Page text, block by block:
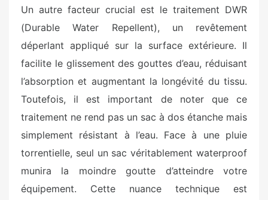
Un autre facteur crucial est le traitement DWR
(Durable Water Repellent), un revêtement
déperlant appliqué sur la surface extérieure. Il
facilite le glissement des gouttes d’eau, réduisant
l’absorption et augmentant la longévité du tissu.
Toutefois, il est important de noter que ce
traitement ne rend pas un sac à dos étanche mais
simplement résistant à l’eau. Face à une pluie
torrentielle, seul un sac véritablement waterproof
munira la moindre goutte d’atteindre votre
équipement. Cette nuance technique est